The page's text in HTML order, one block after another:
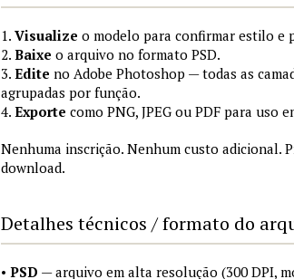
1. Visualize o modelo para confirmar estilo e
2. Baixe o arquivo no formato PSD.
3. Edite no Adobe Photoshop — todas as
agrupadas por função.
4. Exporte como PNG, JPEG ou PDF para uso
Nenhuma inscrição. Nenhum custo adicional.
download.
Detalhes técnicos / formato do
• PSD — arquivo em alta resolução (300 DPI,